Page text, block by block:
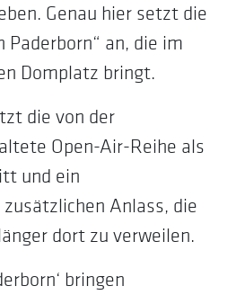
Genau hier setzt die
an, die im
Domplatz bringt.
die von der
Open-Air-Reihe als
und ein
Anlass, die
dort zu verweilen.
bringen